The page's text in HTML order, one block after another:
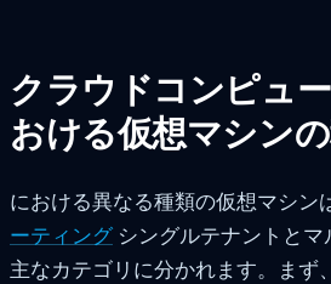
クラウドコンピュ
おける仮想マシン
における異なる種類の仮想マシン
ーティングシングルテナントと
主なカテゴリに分かれます。まず